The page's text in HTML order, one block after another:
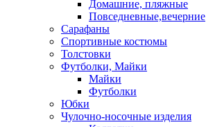
Домашние, пляжные
Повседневные,вечерние
Сарафаны
Спортивные костюмы
Толстовки
Футболки, Майки
Майки
Футболки
Юбки
Чулочно-носочные изделия